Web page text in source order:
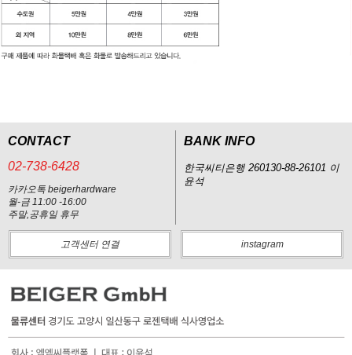
CONTACT
02-738-6428
카카오톡 beigerhardware
월-금 11:00 -16:00
주말,공휴일 휴무
BANK INFO
한국씨티은행 260130-88-26101 이
윤석
고객센터 연결 instagram